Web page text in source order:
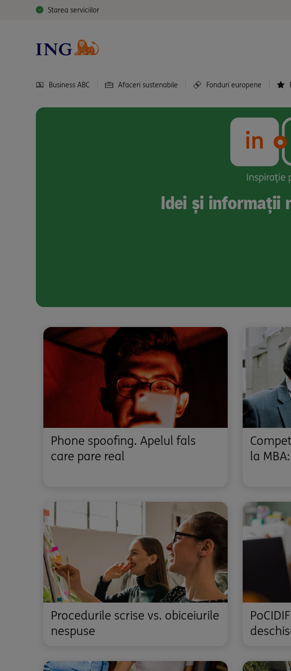
Starea serviciilor
Business ABC Afaceri sustenabile Fonduri europene
Idei și informații
Phone spoofing. Apelul fals
care pare real
la
Procedurile scrise vs. obiceiurile
nespuse